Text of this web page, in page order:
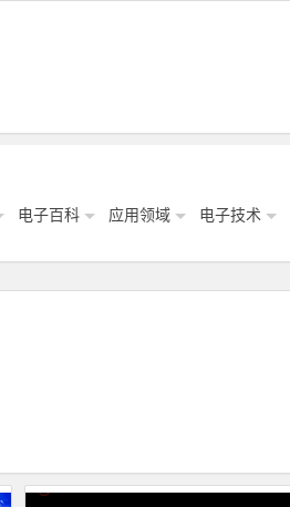
电子百科 应用领域 电子技术